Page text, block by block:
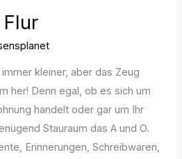
kleiner, aber das Zeug
her! Denn egal, ob es sich um
handelt oder gar um Ihr
Stauraum das A und O.
Erinnerungen, Schreibwaren,